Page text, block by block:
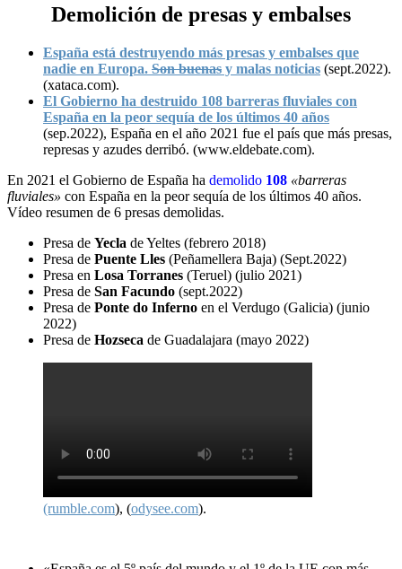
Demolición de presas y embalses
España está destruyendo más presas y embalses que
nadie en Europa. Son buenas y malas noticias (sept.2022).
(xataca.com).
El Gobierno ha destruido 108 barreras fluviales con
España en la peor sequía de los últimos 40 años
(sep.2022), España en el año 2021 fue el país que más presas,
represas y azudes derribó. (www.eldebate.com).
En 2021 el Gobierno de España ha demolido 108 «barreras
fluviales» con España en la peor sequía de los últimos 40 años.
Vídeo resumen de 6 presas demolidas.
Presa de Yecla de Yeltes (febrero 2018)
Presa de Puente Lles (Peñamellera Baja) (Sept.2022)
Presa en Losa Torranes (Teruel) (julio 2021)
Presa de San Facundo (sept.2022)
Presa de Ponte do Inferno en el Verdugo (Galicia) (junio
2022)
Presa de Hozseca de Guadalajara (mayo 2022)
(rumble.com), (odysee.com).